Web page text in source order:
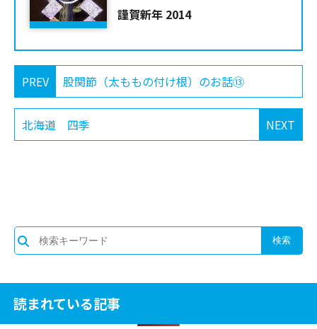
謹賀新年 2014
PREV 股関節（太ももの付け根）のお話⑬
NEXT
北海道 四季
読まれている記事